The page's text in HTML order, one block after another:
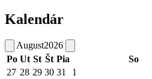
Kalendár
August2026
Po Ut St Št Pia So
27 28 29 30 31 1